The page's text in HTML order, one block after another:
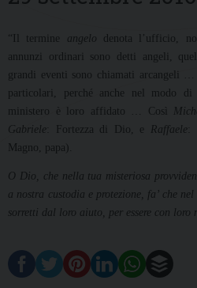
“Il termine angelo denota l’ufficio,
annunzi ordinari sono detti angeli,
grandi eventi sono chiamati arcangeli
particolari, perché anche nel modo di
ministero è loro affidato … Così
Gabriele : Fortezza di Dio, e Raffaele
Magno, papa).
O Dio, che nella tua misteriosa
a nostra custodia e protezione, fa’ che
sorretti dal loro aiuto, per essere con loro